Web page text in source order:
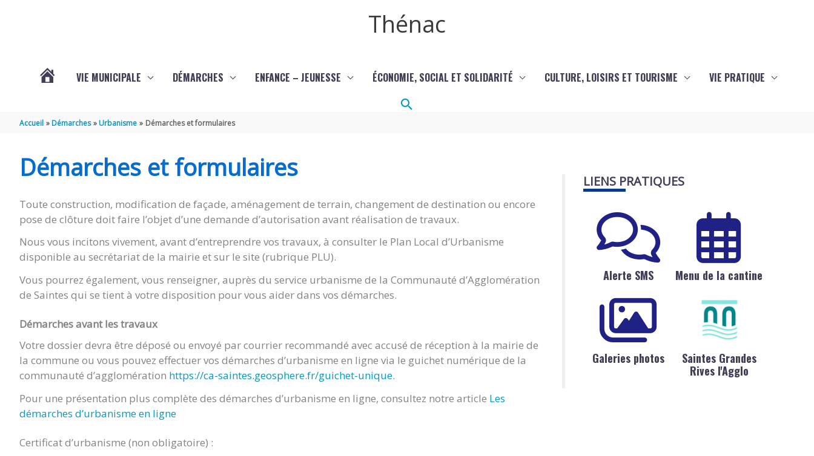
Thénac
THÉNAC
VIE MUNICIPALE DÉMARCHES ENFANCE – JEUNESSE ÉCONOMIE, SOCIAL ET SOLIDARITÉ CULTURE, LOISIRS ET TOURISME VIE PRATIQUE
Rechercher
Accueil Démarches Urbanisme Démarches et formulaires
Démarches et formulaires
Toute construction, modification de façade, aménagement de terrain, changement de destination ou encore
pose de clôture doit faire l’objet d’une demande d’autorisation avant réalisation de travaux.
Nous vous incitons vivement, avant d’entreprendre vos travaux, à consulter le Plan Local d’Urbanisme
disponible au secrétariat de la mairie et sur le site (rubrique PLU).
Vous pourrez également, vous renseigner, auprès du service urbanisme de la Communauté d’Agglomération
de Saintes qui se tient à votre disposition pour vous aider dans vos démarches.
Démarches avant les travaux
Votre dossier devra être déposé ou envoyé par courrier recommandé avec accusé de réception à la mairie de
la commune ou vous pouvez effectuer vos démarches d’urbanisme en ligne via le guichet numérique de la
communauté d’agglomération https://ca-saintes.geosphere.fr/guichet-unique.
Pour une présentation plus complète des démarches d’urbanisme en ligne, consultez notre article Les
démarches d’urbanisme en ligne
Certificat d’urbanisme (non obligatoire) :
LIENS PRATIQUES
Alerte SMS Menu de la cantine
Galeries photos
Saintes Grandes
Rives l'Agglo